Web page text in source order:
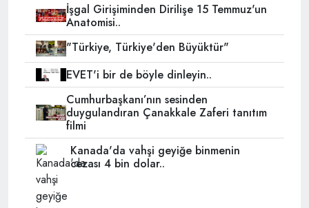
İşgal Girişiminden Dirilişe 15 Temmuz'un
Anatomisi..
"Türkiye, Türkiye'den Büyüktür"
EVET'i bir de böyle dinleyin..
Cumhurbaşkanı’nın sesinden
duygulandıran Çanakkale Zaferi tanıtım
filmi
Kanada'da vahşi geyiğe binmenin
cezası 4 bin dolar..